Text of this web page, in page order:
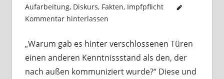
Aufarbeitung, Diskurs, Fakten, Impfpflicht
Kommentar hinterlassen
„Warum gab es hinter verschlossenen Türen
einen anderen Kenntnissstand als den, der
nach außen kommuniziert wurde?“ Diese und